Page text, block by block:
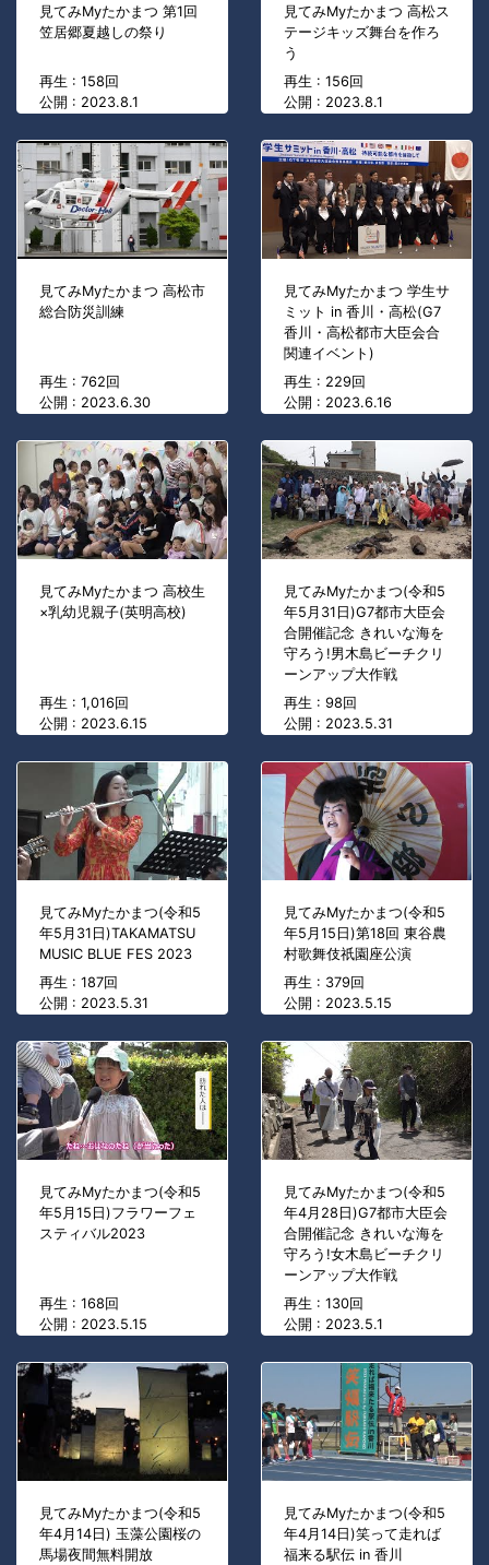
見てみMyたかまつ 第1回
笠居郷夏越しの祭り
再生 : 158回
公開 : 2023.8.1
見てみMyたかまつ 高松ス
テージキッズ舞台を作ろ
う
再生 : 156回
公開 : 2023.8.1
見てみMyたかまつ 高松市
総合防災訓練
再生 : 762回
公開 : 2023.6.30
見てみMyたかまつ 学生サ
ミット in 香川・高松(G7
香川・高松都市大臣会合
関連イベント)
再生 : 229回
公開 : 2023.6.16
見てみMyたかまつ 高校生
×乳幼児親子(英明高校)
再生 : 1,016回
公開 : 2023.6.15
見てみMyたかまつ(令和5
年5月31日)G7都市大臣会
合開催記念 きれいな海を
守ろう!男木島ビーチクリ
ーンアップ大作戦
再生 : 98回
公開 : 2023.5.31
見てみMyたかまつ(令和5
年5月31日)TAKAMATSU
MUSIC BLUE FES 2023
再生 : 187回
公開 : 2023.5.31
見てみMyたかまつ(令和5
年5月15日)第18回 東谷農
村歌舞伎祇園座公演
再生 : 379回
公開 : 2023.5.15
見てみMyたかまつ(令和5
年5月15日)フラワーフェ
スティバル2023
再生 : 168回
公開 : 2023.5.15
見てみMyたかまつ(令和5
年4月28日)G7都市大臣会
合開催記念 きれいな海を
守ろう!女木島ビーチクリ
ーンアップ大作戦
再生 : 130回
公開 : 2023.5.1
見てみMyたかまつ(令和5
年4月14日) 玉藻公園桜の
馬場夜間無料開放
見てみMyたかまつ(令和5
年4月14日)笑って走れば
福来る駅伝 in 香川